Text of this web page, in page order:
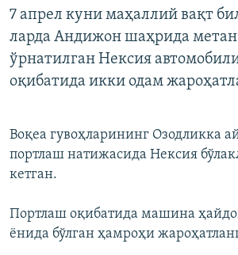
7 апрел куни маҳаллий вақт
ларда Андижон шаҳрида метан
ўрнатилган Нексия
оқибатида икки одам
Воқеа гувоҳларининг Озодликка
портлаш натижасида Нексия
кетган.
Портлаш оқибатида машина
ёнида бўлган ҳамроҳи